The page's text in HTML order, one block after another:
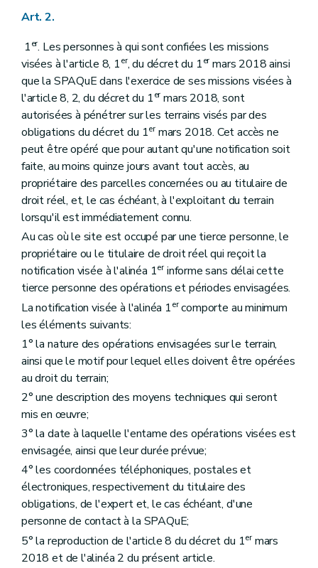
Art. 2.
1er. Les personnes à qui sont confiées les missions
visées à l'article 8, 1er, du décret du 1ermars 2018 ainsi
que la SPAQuE dans l'exercice de ses missions visées à
l'article 8, 2, du décret du 1ermars 2018, sont
autorisées à pénétrer sur les terrains visés par des
obligations du décret du 1ermars 2018. Cet accès ne
peut être opéré que pour autant qu'une notification soit
faite, au moins quinze jours avant tout accès, au
propriétaire des parcelles concernées ou au titulaire de
droit réel, et, le cas échéant, à l'exploitant du terrain
lorsqu'il est immédiatement connu.
Au cas où le site est occupé par une tierce personne, le
propriétaire ou le titulaire de droit réel qui reçoit la
notification visée à l'alinéa 1erinforme sans délai cette
tierce personne des opérations et périodes envisagées.
La notification visée à l'alinéa 1ercomporte au minimum
les éléments suivants:
1° la nature des opérations envisagées sur le terrain,
ainsi que le motif pour lequel elles doivent être opérées
au droit du terrain;
2° une description des moyens techniques qui seront
mis en œuvre;
3° la date à laquelle l'entame des opérations visées est
envisagée, ainsi que leur durée prévue;
4° les coordonnées téléphoniques, postales et
électroniques, respectivement du titulaire des
obligations, de l'expert et, le cas échéant, d'une
personne de contact à la SPAQuE;
5° la reproduction de l'article 8 du décret du 1ermars
2018 et de l'alinéa 2 du présent article.